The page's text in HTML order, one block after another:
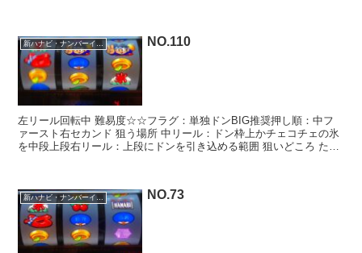
新ハナビ・ナンバーイーツ NO.110
左リール回転中 難易度☆☆フラグ：単独ドンBIG推奨押し順：中フ
ァースト右セカンド 狙う場所 中リール：ドン枠上かチェコチェの氷
を中段上段右リール：上段にドンを引き込める範囲 狙いどころ たま
新ハナビ・ナンバーイーツ NO.73